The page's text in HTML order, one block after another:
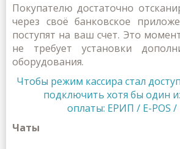
Покупателю достаточно
через своё банковское
поступят на ваш счет. Это
не требует установки
оборудования.
Чтобы режим кассира стал
подключить хотя бы один
оплаты: ЕРИП / E-POS
Чаты